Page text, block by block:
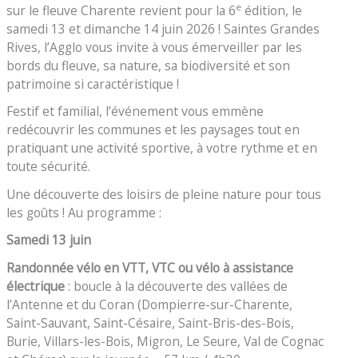
sur le fleuve Charente revient pour la 6e édition, le
samedi 13 et dimanche 14 juin 2026 ! Saintes Grandes
Rives, l’Agglo vous invite à vous émerveiller par les
bords du fleuve, sa nature, sa biodiversité et son
patrimoine si caractéristique !
Festif et familial, l’événement vous emmène
redécouvrir les communes et les paysages tout en
pratiquant une activité sportive, à votre rythme et en
toute sécurité.
Une découverte des loisirs de pleine nature pour tous
les goûts ! Au programme :
Samedi 13 juin
Randonnée vélo en VTT, VTC ou vélo à assistance
électrique : boucle à la découverte des vallées de
l’Antenne et du Coran (Dompierre-sur-Charente,
Saint-Sauvant, Saint-Césaire, Saint-Bris-des-Bois,
Burie, Villars-les-Bois, Migron, Le Seure, Val de Cognac